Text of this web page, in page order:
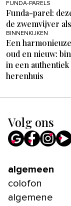
FUNDA-PARELS
Funda-parel:
de zwemvijver
BINNENKIJKEN
Een
oud en nieuw:
in een authentiek
herenhuis
Volg ons
algemeen
colofon
algemene